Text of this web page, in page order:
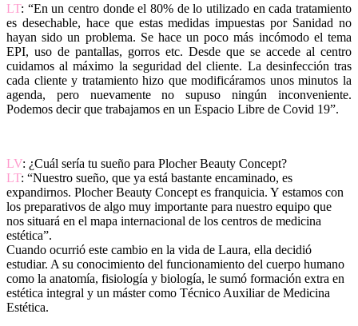
LT: “En un centro donde el 80% de lo utilizado en cada tratamiento
es desechable, hace que estas medidas impuestas por Sanidad no
hayan sido un problema. Se hace un poco más incómodo el tema
EPI, uso de pantallas, gorros etc. Desde que se accede al centro
cuidamos al máximo la seguridad del cliente. La desinfección tras
cada cliente y tratamiento hizo que modificáramos unos minutos la
agenda, pero nuevamente no supuso ningún inconveniente.
Podemos decir que trabajamos en un Espacio Libre de Covid 19”.
LV: ¿Cuál sería tu sueño para Plocher Beauty Concept?
LT: “Nuestro sueño, que ya está bastante encaminado, es
expandirnos. Plocher Beauty Concept es franquicia. Y estamos con
los preparativos de algo muy importante para nuestro equipo que
nos situará en el mapa internacional de los centros de medicina
estética”.
Cuando ocurrió este cambio en la vida de Laura, ella decidió
estudiar. A su conocimiento del funcionamiento del cuerpo humano
como la anatomía, fisiología y biología, le sumó formación extra en
estética integral y un máster como Técnico Auxiliar de Medicina
Estética.